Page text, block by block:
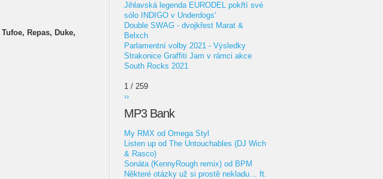
Tufoe, Repas, Duke,
Jihlavská legenda EURODEL pokřtí své
sólo INDIGO v Underdogs'
Double SWAG - dvojkřest Marat &
Belxch
Parlamentní volby 2021 - Výsledky
Strakonice Graffiti Jam v rámci akce
South Rocks 2021
1 / 259
››
MP3 Bank
My RMX od Omega Styl
Listen up od The Untouchables (DJ Wich
& Rasco)
Sonáta (KennyRough remix) od BPM
Některé otázky už si prostě nekladu… ft.